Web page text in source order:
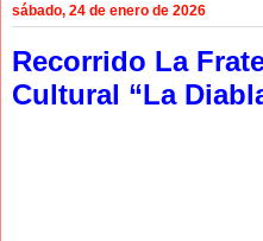
sábado, 24 de enero de 2026
Recorrido La
Cultural “La